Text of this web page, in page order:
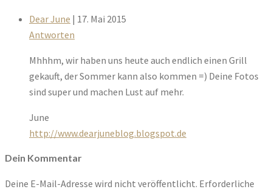
Dear June | 17. Mai 2015
Antworten
Mhhhm, wir haben uns heute auch endlich einen Grill
gekauft, der Sommer kann also kommen =) Deine Fotos
sind super und machen Lust auf mehr.
June
http://www.dearjuneblog.blogspot.de
Dein Kommentar
Deine E-Mail-Adresse wird nicht veröffentlicht. Erforderliche